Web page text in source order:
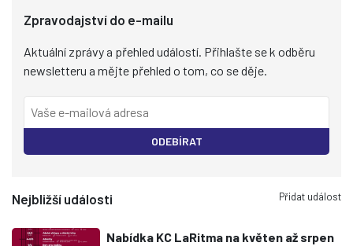
Zpravodajství do e-mailu
Aktuální zprávy a přehled událostí. Přihlašte se k odběru
newsletteru a mějte přehled o tom, co se děje.
ODEBÍRAT
Nejbližší události Přidat událost
Nabídka KC LaRitma na květen až srpen